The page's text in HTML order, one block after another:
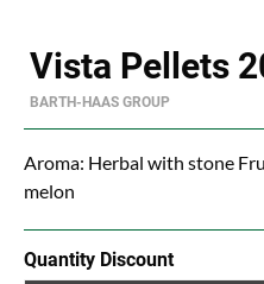
Vista Pellets
BARTH-HAAS GROUP
Aroma: Herbal with stone
melon
Quantity Discount